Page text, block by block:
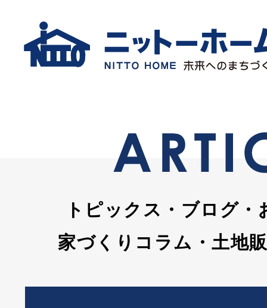
トピックス・ブログ・
家づくりコラム・土地